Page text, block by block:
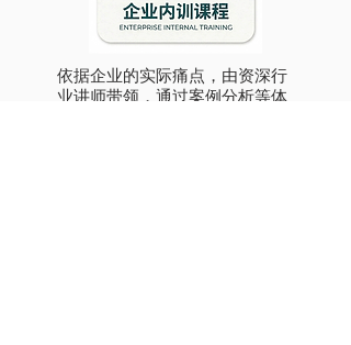
依据企业的实际痛点，由资深行
业讲师带领，通过案例分析等体